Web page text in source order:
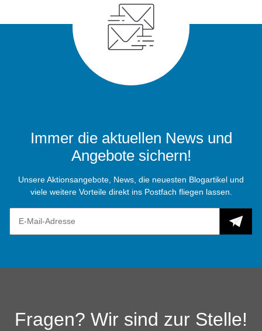
Immer die aktuellen News und
Angebote sichern!
Unsere Aktionsangebote, News, die neuesten Blogartikel und
viele weitere Vorteile direkt ins Postfach fliegen lassen.
Fragen? Wir sind zur Stelle!